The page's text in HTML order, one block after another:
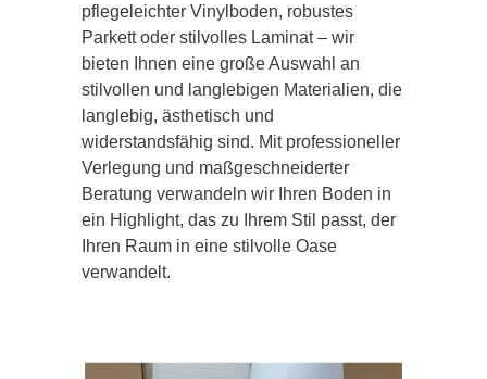
pflegeleichter Vinylboden, robustes
Parkett oder stilvolles Laminat – wir
bieten Ihnen eine große Auswahl an
stilvollen und langlebigen Materialien, die
langlebig, ästhetisch und
widerstandsfähig sind. Mit professioneller
Verlegung und maßgeschneiderter
Beratung verwandeln wir Ihren Boden in
ein Highlight, das zu Ihrem Stil passt, der
Ihren Raum in eine stilvolle Oase
verwandelt.